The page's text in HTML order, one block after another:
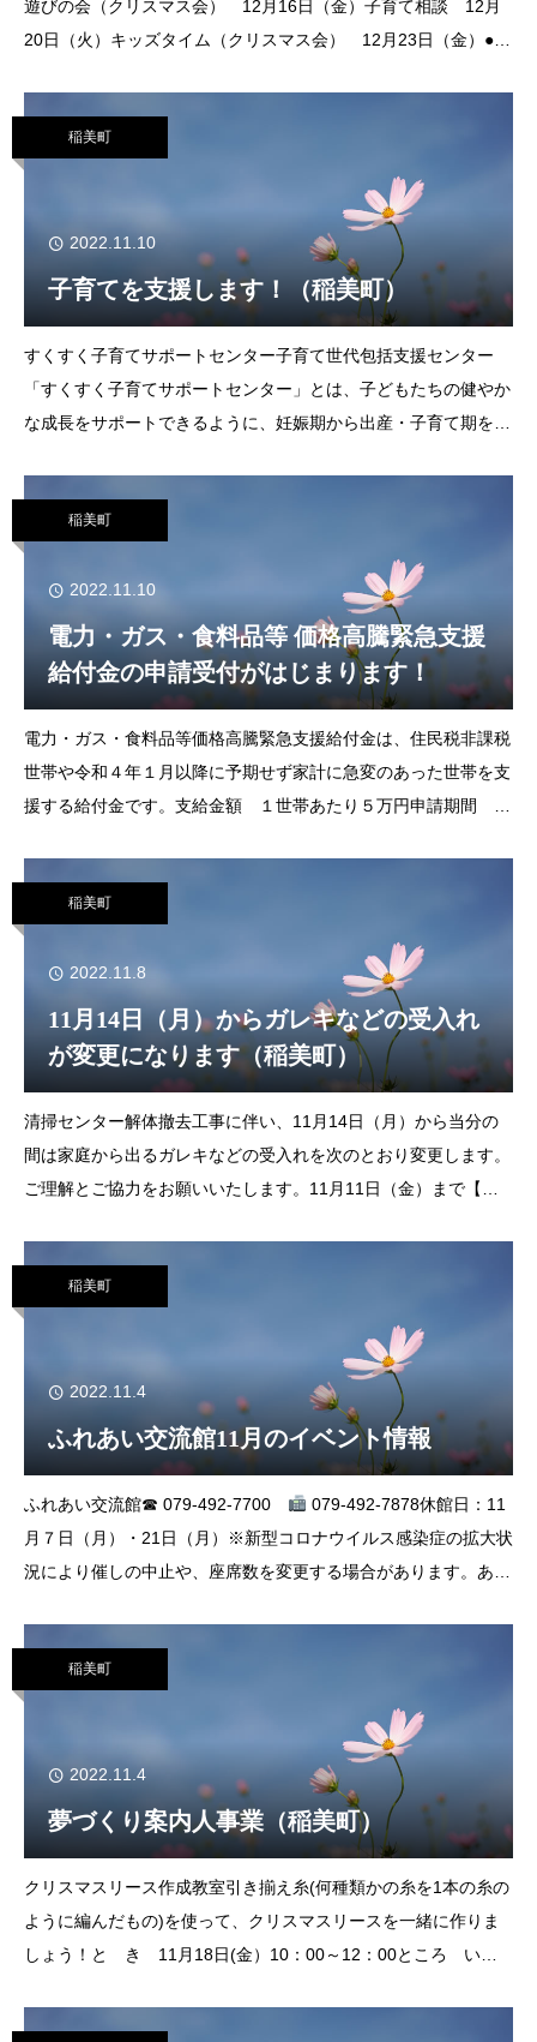
遊びの会（クリスマス会） 12月16日（金）子育て相談 12月
20日（火）キッズタイム（クリスマス会） 12月23日（金）●申
稲美町
2022.11.10
子育てを支援します！（稲美町）
すくすく子育てサポートセンター子育て世代包括支援センター
「すくすく子育てサポートセンター」とは、子どもたちの健やか
な成長をサポートできるように、妊娠期から出産・子育て期をワ
稲美町
2022.11.10
電力・ガス・食料品等 価格高騰緊急支援
給付金の申請受付がはじまります！
電力・ガス・食料品等価格高騰緊急支援給付金は、住民税非課税
世帯や令和４年１月以降に予期せず家計に急変のあった世帯を支
援する給付金です。支給金額 １世帯あたり５万円申請期間 12
稲美町
2022.11.8
11月14日（月）からガレキなどの受入れ
が変更になります（稲美町）
清掃センター解体撤去工事に伴い、11月14日（月）から当分の
間は家庭から出るガレキなどの受入れを次のとおり変更します。
ご理解とご協力をお願いいたします。11月11日（金）まで【受
稲美町
2022.11.4
ふれあい交流館11月のイベント情報
ふれあい交流館☎ 079-492-7700
079-492-7878休館日：11
月７日（月）・21日（月）※新型コロナウイルス感染症の拡大状
況により催しの中止や、座席数を変更する場合があります。あら
稲美町
2022.11.4
夢づくり案内人事業（稲美町）
クリスマスリース作成教室引き揃え糸(何種類かの糸を1本の糸の
ように編んだもの)を使って、クリスマスリースを一緒に作りま
しょう！と き 11月18日(金）10：00～12：00ところ いな